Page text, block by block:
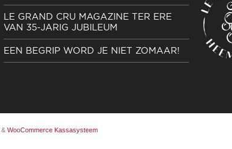
LE GRAND CRU MAGAZINE TER ERE
VAN 35-JARIG JUBILEUM
EEN BEGRIP WORD JE NIET ZOMAAR!
& WooCommerce Kassasysteem